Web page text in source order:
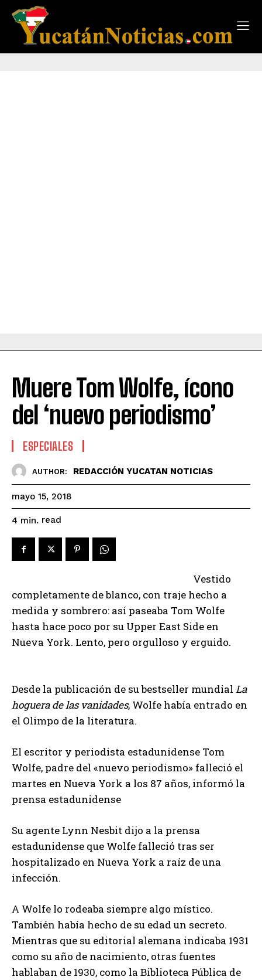
Muere Tom Wolfe, ícono
del ‘nuevo periodismo’
ESPECIALES
AUTHOR: REDACCIÓN YUCATAN NOTICIAS
mayo 15, 2018
4 min. read
Vestido
completamente de blanco, con traje hecho a
medida y sombrero: así paseaba Tom Wolfe
hasta hace poco por su Upper East Side en
Nueva York. Lento, pero orgulloso y erguido.
Desde la publicación de su bestseller mundial La
hoguera de las vanidades, Wolfe había entrado en
el Olimpo de la literatura.
El escritor y periodista estadunidense Tom
Wolfe, padre del «nuevo periodismo» falleció el
martes en Nueva York a los 87 años, informó la
prensa estadunidense
Su agente Lynn Nesbit dijo a la prensa
estadunidense que Wolfe falleció tras ser
hospitalizado en Nueva York a raíz de una
infección.
A Wolfe lo rodeaba siempre algo místico.
También había hecho de su edad un secreto.
Mientras que su editorial alemana indicaba 1931
como su año de nacimiento, otras fuentes
hablaban de 1930, como la Biblioteca Pública de